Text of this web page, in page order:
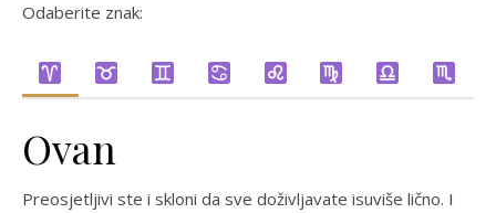
Odaberite znak:
Ovan
Preosjetljivi ste i skloni da sve doživljavate isuviše lično. I